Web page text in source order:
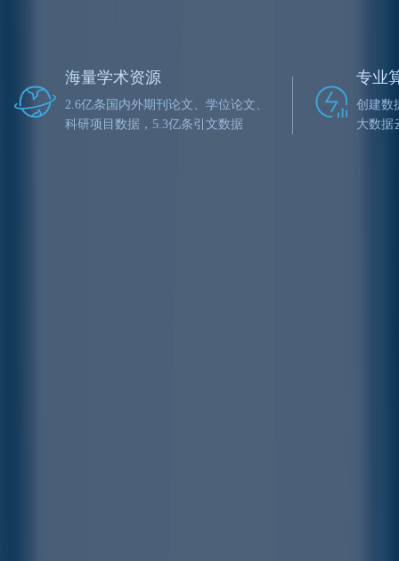
海量学术资源
2.6亿条国内外期刊论文、学位论文、
科研项目数据，5.3亿条引文数据
专业
创建数
大数据